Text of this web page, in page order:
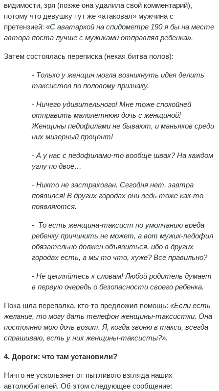
видимости, зря (позже она удалила свой комментарий),
потому что девушку тут же «атаковал» мужчина с
претензией: «С аватаркой на спидометре 190 я бы на месте
автора поста лучше с мужиками отправлял ребенка».
Затем состоялась переписка (некая битва полов):
- Только у женщин могла возникнуть идея делить
таксистов по половому признаку.
- Ничего удивительного! Мне тоже спокойней
отправить малолетнюю дочь с женщиной!
Женщины педофилами не бывают, и маньяков среди
них мизерный процент!
- А у нас с педофилами-то вообще швах? На каждом
углу по двое…
- Никто не застрахован. Сегодня нет, завтра
появился! В других городах они ведь тоже как-то
появляются.
- То есть женщина-таксист по умолчанию вреда
ребенку причинить не может, а вот мужик-педофил
обязательно должен объявиться, ибо в других
городах есть, а мы то что, хуже? Все правильно?
- Не цепляйтесь к словам! Любой родитель думает
в первую очередь о безопасности своего ребенка.
Пока шла перепалка, кто-то предложил помощь: «Если есть
желание, то могу дать телефон женщины-таксистки. Она
постоянно мою дочь возит. Я, когда звоню в такси, всегда
спрашиваю, есть у них женщины-таксисты?».
4. Дороги: что там установили?
Ничто не ускользнет от пытливого взгляда наших
автолюбителей. Об этом следующее сообщение: